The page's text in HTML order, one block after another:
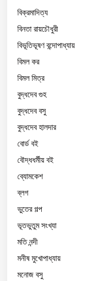
বিক্রমাদিত্য
বিনতা রায়চৌধুরী
বিভূতিভূষণ বন্দোপাধ্যায়
বিমল কর
বিমল মিত্র
বুদ্ধদেব গুহ
বুদ্ধদেব বসু
বুদ্ধদেব হালদার
বোর্ড বই
বৌদ্ধধর্মীয় বই
ব্যোমকেশ
ব্লগ
ভুতের গল্প
ভূতভুতুম সংখ্যা
মতি নন্দী
মনীষ মুখোপাধ্যায়
মনোজ বসু